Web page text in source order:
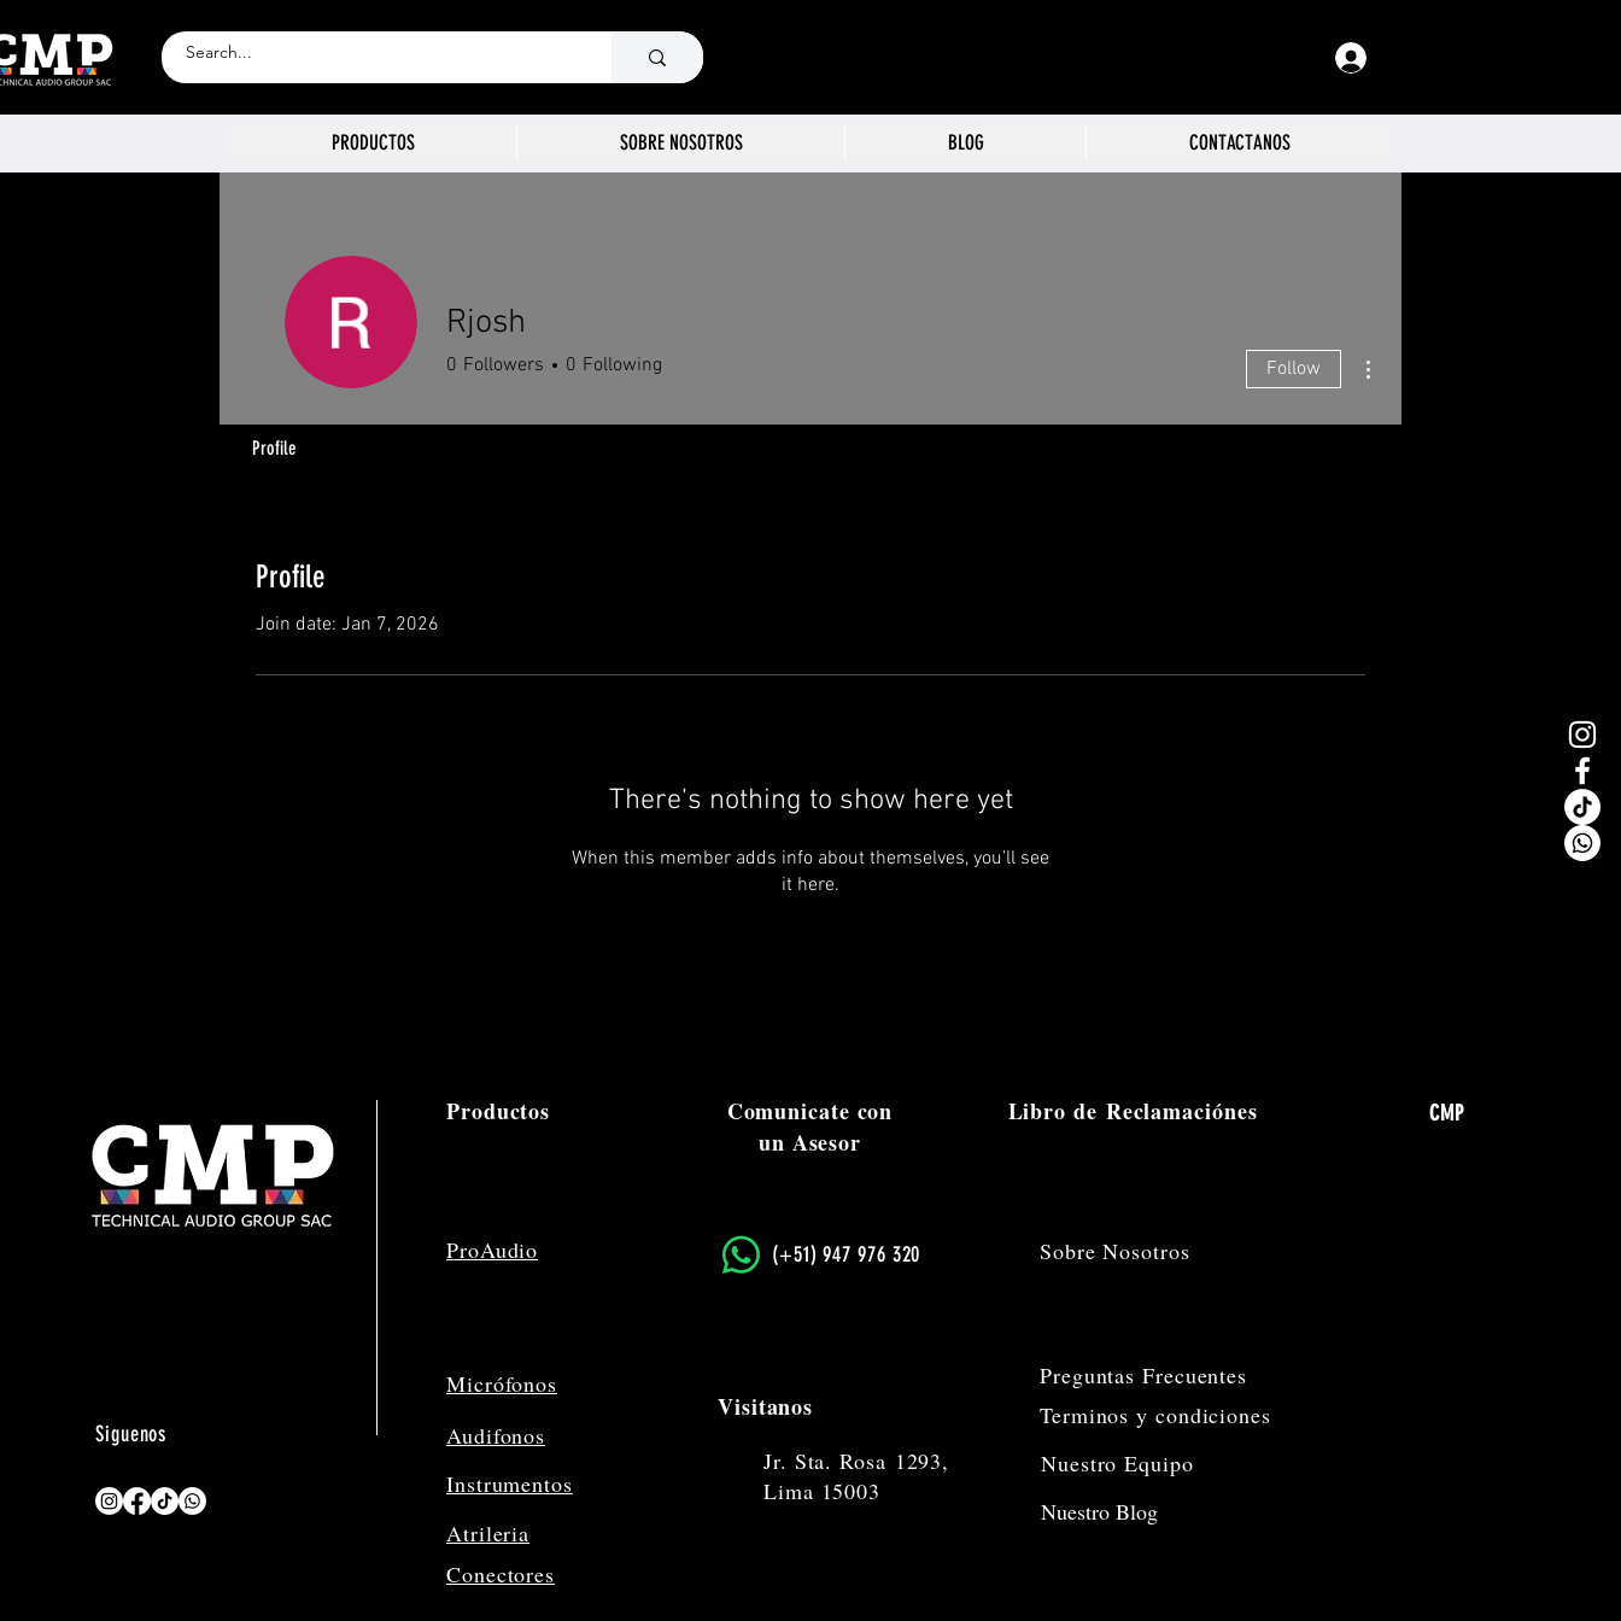
PRODUCTOS SOBRE NOSOTROS BLOG CONTACTANOS
Profile
Join date: Jan 7, 2026
There’s nothing to show here yet
When this member adds info about themselves, you’ll see
it here.
Rjosh
0 Followers 0 Following Follow
Profile
Siguenos
Productos
ProAudio
Micrófonos
Audifonos
Instrumentos
Atrileria
Comunicate con
un Asesor
Libro de Reclamaciónes CMP
​(+51) 947 976 320 Sobre Nosotros
Preguntas Frecuentes
Visitanos
Jr. Sta. Rosa 1293,
Lima 15003
Terminos y condiciones
Nuestro Equipo
Nuestro Blog
Conectores